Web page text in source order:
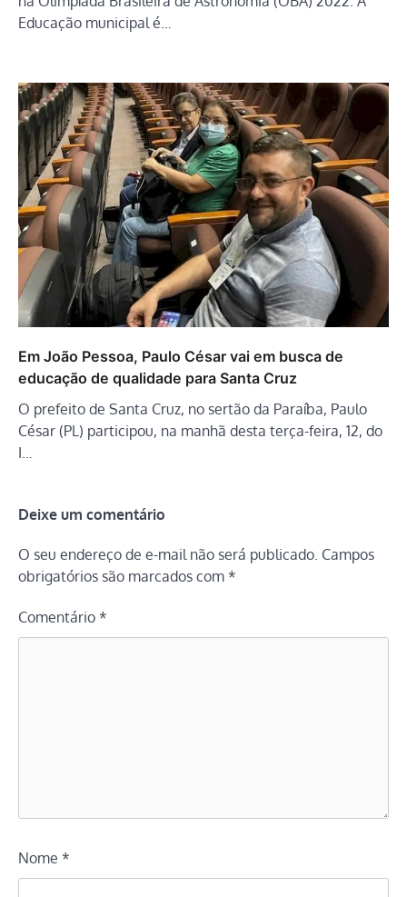
Educação municipal é…
Em João Pessoa, Paulo César vai em busca de
educação de qualidade para Santa Cruz
O prefeito de Santa Cruz, no sertão da Paraíba, Paulo
César (PL) participou, na manhã desta terça-feira, 12, do
I…
Deixe um comentário
O seu endereço de e-mail não será publicado. Campos
obrigatórios são marcados com *
Comentário *
Nome *